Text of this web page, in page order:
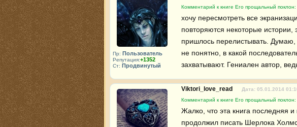
Пр: Пользователь
Репутация:+1352
Ст: Продвинутый
Комментарий к книге Его прощальный поклон:
хочу пересмотреть все
повторяются некоторые истории,
пришлось перелистывать. Думаю,
не понятно, в какой
захватывают. Гениален автор,
Viktori_love_read
Дата: 05.01.2014
Комментарий к книге Его прощальный поклон:
Жалко, что эта книга последняя
продолжил писать Шерлока